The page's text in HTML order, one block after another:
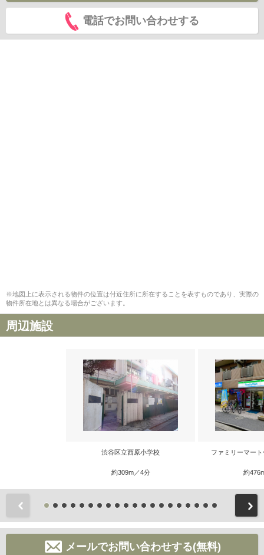
電話でお問い合わせする
※地図上に表示される物件の位置は付近住所に所在することを表すものであり、実際の
物件所在地とは異なる場合がございます。
周辺施設
渋谷区立西原小学校
約309m／4分
ファミリーマー
約
メールでお問い合わせする(無料)